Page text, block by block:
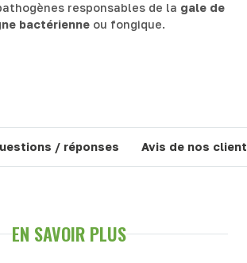
responsables de la gale de
bactérienne ou fongique.
/ réponses Avis de nos
EN SAVOIR PLUS